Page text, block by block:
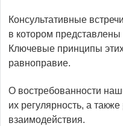
Консультативные
в котором
Ключевые принципы
равноправие.
О востребованности
их регулярность, а
взаимодействия.